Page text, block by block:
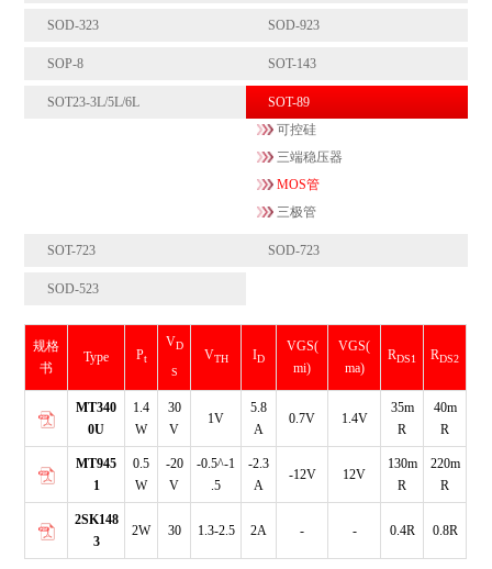
SOD-323 SOD-923
SOP-8 SOT-143
SOT23-3L/5L/6L
SOT-89
可控硅
三端稳压器
MOS管
三极管
SOT-723 SOD-723
SOD-523
规格
书
Type Pt
VD
S
VTH ID
VGS(
mi)
VGS(
ma)
RDS1 RDS2
MT340
0U
1.4
W
30
V
1V
5.8
A
0.7V 1.4V
35m
R
40m
R
MT945
1
0.5
W
-20
V
-0.5^-1
.5
-2.3
A
-12V 12V
130m
R
220m
R
2SK148
3
2W 30 1.3-2.5 2A - - 0.4R 0.8R